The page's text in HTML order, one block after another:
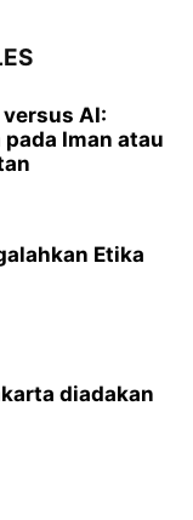
AI:
Iman atau
Etika
diadakan